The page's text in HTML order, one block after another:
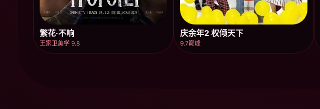
繁花·不响
王家卫美学 9.8
庆余年2 权倾天下
9.7巅峰